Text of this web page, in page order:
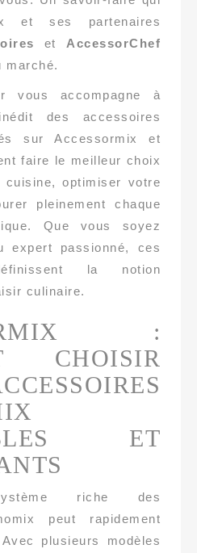
et ses partenaires
et AccessorChef
marché.
vous accompagne à
des accessoires
sur Accessormix et
faire le meilleur choix
cuisine, optimiser votre
pleinement chaque
Que vous soyez
expert passionné, ces
la notion
culinaire.
:
CHOISIR
ET
riche des
peut rapidement
plusieurs modèles